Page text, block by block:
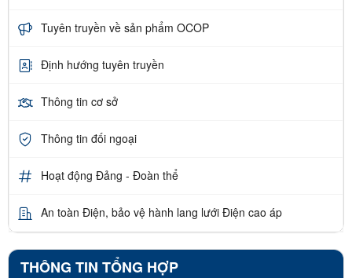
Tuyên truyền về sản phẩm OCOP
Định hướng tuyên truyền
Thông tin cơ sở
Thông tin đối ngoại
Hoạt động Đảng - Đoàn thể
An toàn Điện, bảo vệ hành lang lưới Điện cao áp
THÔNG TIN TỔNG HỢP